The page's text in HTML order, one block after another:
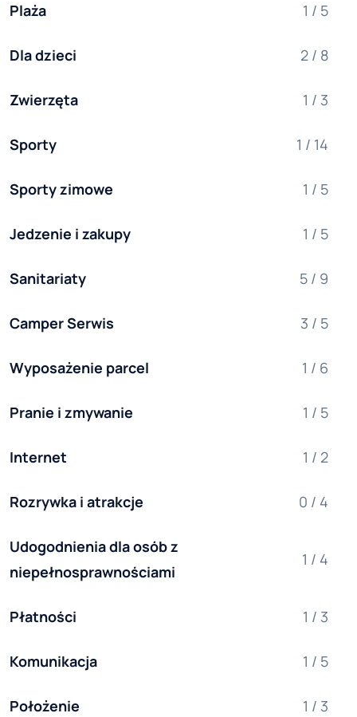
Plaża 1 / 5
Dla dzieci 2 / 8
Zwierzęta 1 / 3
Sporty 1 / 14
Sporty zimowe 1 / 5
Jedzenie i zakupy 1 / 5
Sanitariaty 5 / 9
Camper Serwis 3 / 5
Wyposażenie parcel 1 / 6
Pranie i zmywanie 1 / 5
Internet 1 / 2
Rozrywka i atrakcje 0 / 4
Udogodnienia dla osób z
niepełnosprawnościami
1 / 4
Płatności 1 / 3
Komunikacja 1 / 5
Położenie 1 / 3